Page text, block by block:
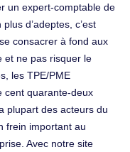
un expert-comptable de
d’adeptes, c’est
consacrer à fond aux
et ne pas risquer le
les TPE/PME
cent quarante-deux
plupart des acteurs du
frein important au
Avec notre site